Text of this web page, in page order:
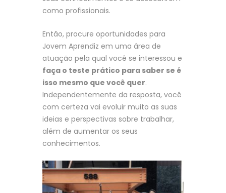
como profissionais.
Então, procure oportunidades para
Jovem Aprendiz em uma área de
atuação pela qual você se interessou e
faça o teste prático para saber se é
isso mesmo que você quer.
Independentemente da resposta, você
com certeza vai evoluir muito as suas
ideias e perspectivas sobre trabalhar,
além de aumentar os seus
conhecimentos.